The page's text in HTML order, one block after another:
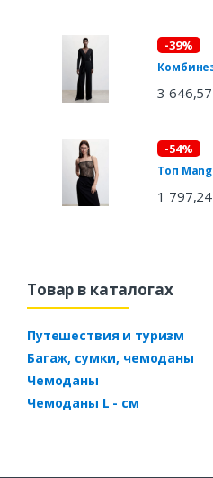
-39%
3
-54%
Топ
1
Товар в каталогах
Путешествия и туризм
Багаж, сумки, чемоданы
Чемоданы
Чемоданы L - см